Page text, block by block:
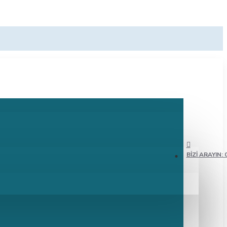
BIZI ARAYIN: